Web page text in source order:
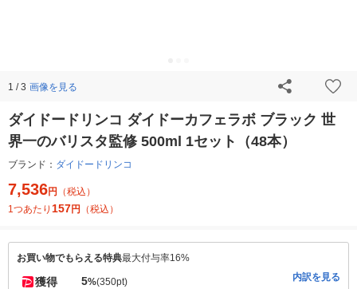
1 / 3 画像を見る
ダイドードリンコ ダイドーカフェラボ ブラック 世
界一のバリスタ監修 500ml 1セット（48本）
ブランド： ダイドードリンコ
7,536円
（税込）
1つあたり 157円 （税込）
お買い物でもらえる特典最大付与率16%
獲得 5%(350pt) 内訳を見る